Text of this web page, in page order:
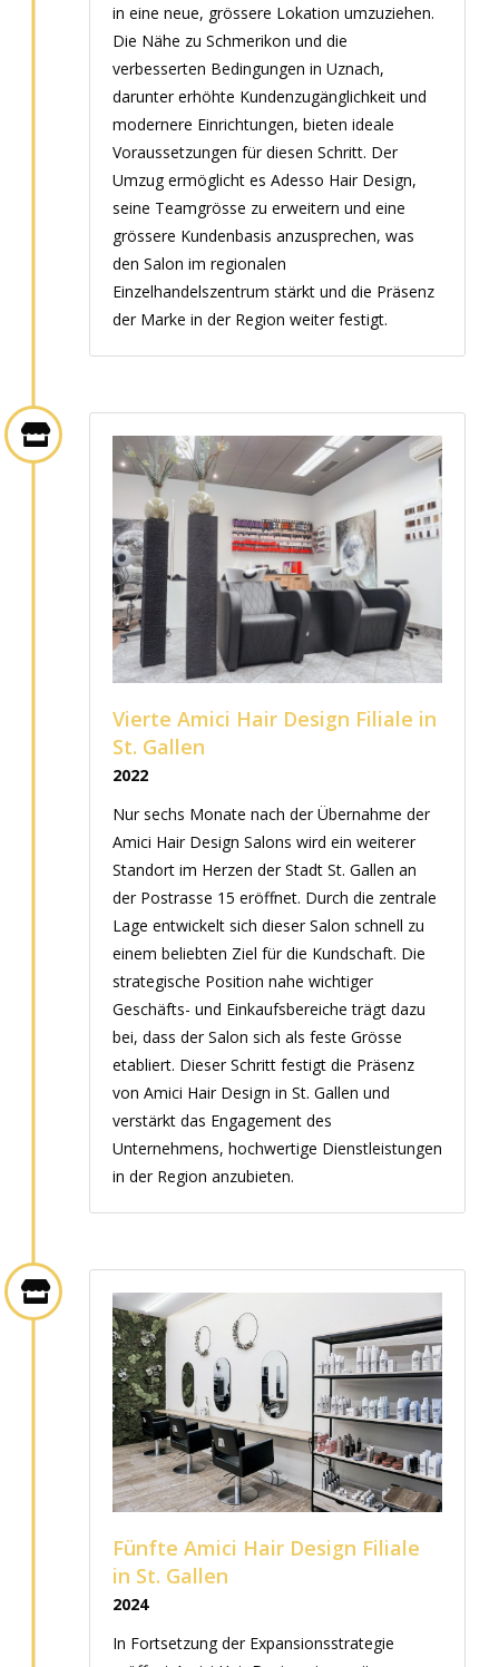
in eine neue, grössere Lokation umzuziehen.
Die Nähe zu Schmerikon und die
verbesserten Bedingungen in Uznach,
darunter erhöhte Kundenzugänglichkeit und
modernere Einrichtungen, bieten ideale
Voraussetzungen für diesen Schritt. Der
Umzug ermöglicht es Adesso Hair Design,
seine Teamgrösse zu erweitern und eine
grössere Kundenbasis anzusprechen, was
den Salon im regionalen
Einzelhandelszentrum stärkt und die Präsenz
der Marke in der Region weiter festigt.
Vierte Amici Hair Design Filiale in
St. Gallen
2022
Nur sechs Monate nach der Übernahme der
Amici Hair Design Salons wird ein weiterer
Standort im Herzen der Stadt St. Gallen an
der Postrasse 15 eröffnet. Durch die zentrale
Lage entwickelt sich dieser Salon schnell zu
einem beliebten Ziel für die Kundschaft. Die
strategische Position nahe wichtiger
Geschäfts- und Einkaufsbereiche trägt dazu
bei, dass der Salon sich als feste Grösse
etabliert. Dieser Schritt festigt die Präsenz
von Amici Hair Design in St. Gallen und
verstärkt das Engagement des
Unternehmens, hochwertige Dienstleistungen
in der Region anzubieten.
Fünfte Amici Hair Design Filiale
in St. Gallen
2024
In Fortsetzung der Expansionsstrategie